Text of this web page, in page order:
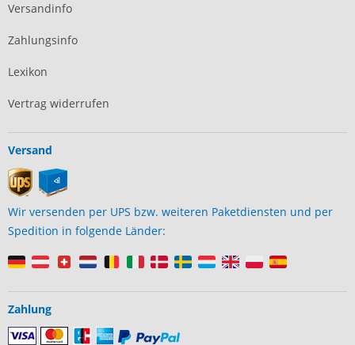
Versandinfo
Zahlungsinfo
Lexikon
Vertrag widerrufen
Versand
Wir versenden per UPS bzw. weiteren Paketdiensten und per
Spedition in folgende Länder:
Zahlung